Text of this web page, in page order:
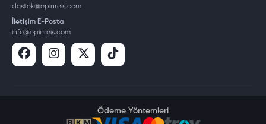
destek@epinreis.com
İletişim E-Posta
info@epinreis.com
Ödeme Yöntemleri